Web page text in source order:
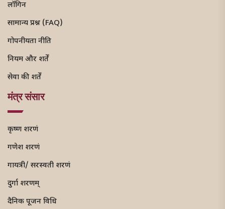
लॉगिन
सामान्य प्रश्न (FAQ)
गोपनीयता नीति
नियम और शर्तें
सेवा की शर्तें
मंत्र संसार
कृष्ण शरणं
गणेश शरणं
गायत्री/ सरस्वती शरणं
दुर्गा शरणम्
दैनिक पूजन विधि